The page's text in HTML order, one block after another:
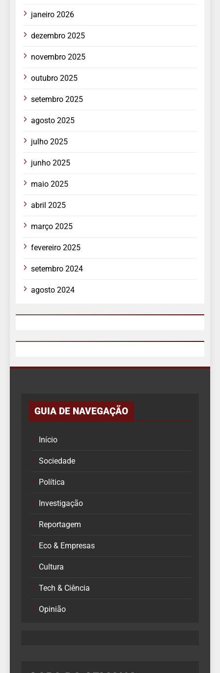
janeiro 2026
dezembro 2025
novembro 2025
outubro 2025
setembro 2025
agosto 2025
julho 2025
junho 2025
maio 2025
abril 2025
março 2025
fevereiro 2025
setembro 2024
agosto 2024
GUIA DE NAVEGAÇÃO
Início
Sociedade
Política
Investigação
Reportagem
Eco & Empresas
Cultura
Tech & Ciência
Opinião